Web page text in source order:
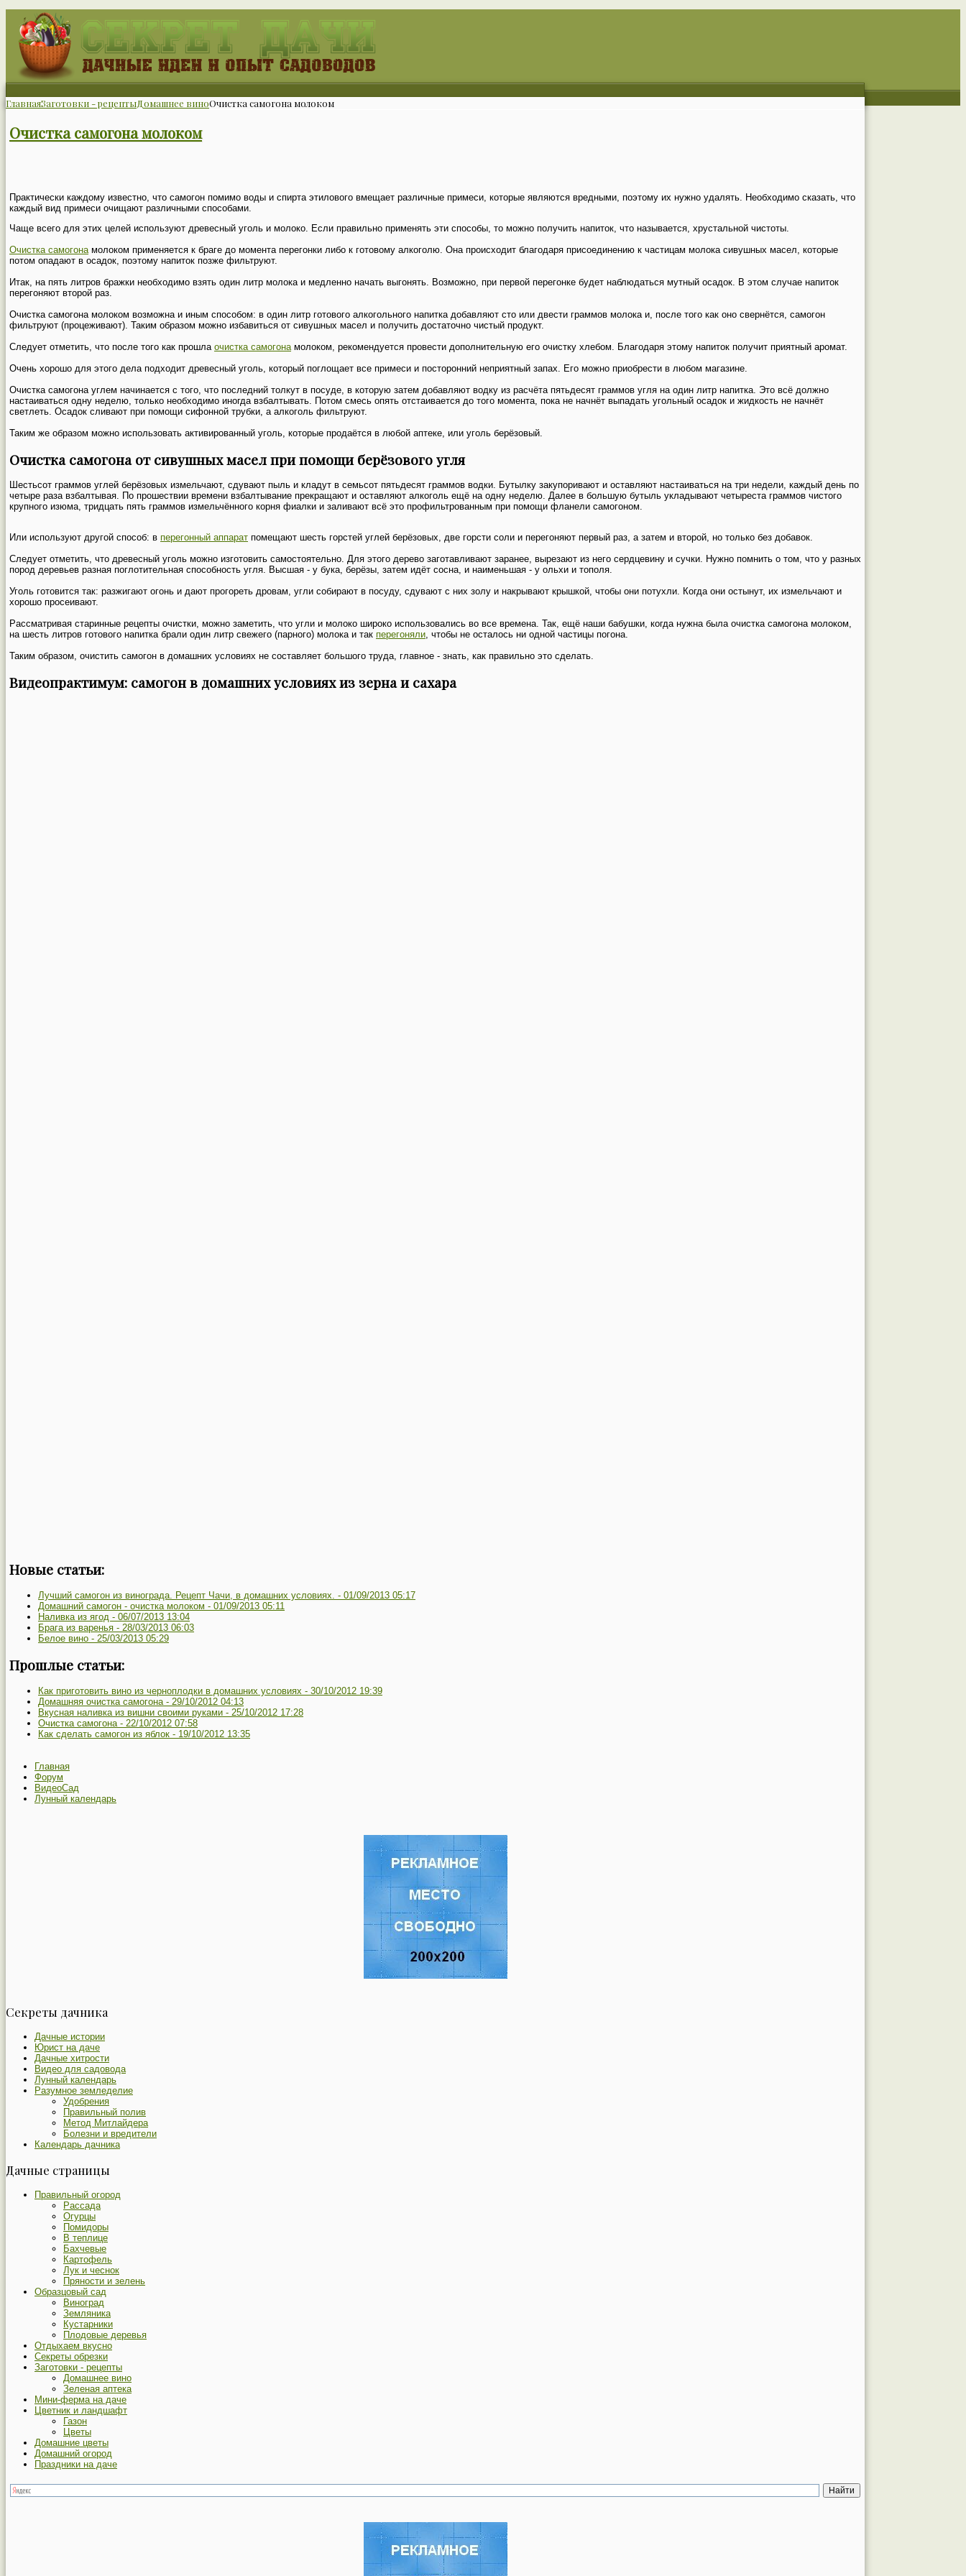
ГлавнаяЗаготовки - рецептыДомашнее виноОчистка самогона молоком
Очистка самогона молоком
Практически каждому известно, что самогон помимо воды и спирта этилового вмещает различные примеси, которые являются вредными, поэтому их нужно удалять. Необходимо сказать, что
каждый вид примеси очищают различными способами.
Чаще всего для этих целей используют древесный уголь и молоко. Если правильно применять эти способы, то можно получить напиток, что называется, хрустальной чистоты.
Очистка самогона молоком применяется к браге до момента перегонки либо к готовому алкоголю. Она происходит благодаря присоединению к частицам молока сивушных масел, которые
потом опадают в осадок, поэтому напиток позже фильтруют.
Итак, на пять литров бражки необходимо взять один литр молока и медленно начать выгонять. Возможно, при первой перегонке будет наблюдаться мутный осадок. В этом случае напиток
перегоняют второй раз.
Очистка самогона молоком возможна и иным способом: в один литр готового алкогольного напитка добавляют сто или двести граммов молока и, после того как оно свернётся, самогон
фильтруют (процеживают). Таким образом можно избавиться от сивушных масел и получить достаточно чистый продукт.
Следует отметить, что после того как прошла очистка самогона молоком, рекомендуется провести дополнительную его очистку хлебом. Благодаря этому напиток получит приятный аромат.
Очень хорошо для этого дела подходит древесный уголь, который поглощает все примеси и посторонний неприятный запах. Его можно приобрести в любом магазине.
Очистка самогона углем начинается с того, что последний толкут в посуде, в которую затем добавляют водку из расчёта пятьдесят граммов угля на один литр напитка. Это всё должно
настаиваться одну неделю, только необходимо иногда взбалтывать. Потом смесь опять отстаивается до того момента, пока не начнёт выпадать угольный осадок и жидкость не начнёт
светлеть. Осадок сливают при помощи сифонной трубки, а алкоголь фильтруют.
Таким же образом можно использовать активированный уголь, которые продаётся в любой аптеке, или уголь берёзовый.
Очистка самогона от сивушных масел при помощи берёзового угля
Шестьсот граммов углей берёзовых измельчают, сдувают пыль и кладут в семьсот пятьдесят граммов водки. Бутылку закупоривают и оставляют настаиваться на три недели, каждый день по
четыре раза взбалтывая. По прошествии времени взбалтывание прекращают и оставляют алкоголь ещё на одну неделю. Далее в большую бутыль укладывают четыреста граммов чистого
крупного изюма, тридцать пять граммов измельчённого корня фиалки и заливают всё это профильтрованным при помощи фланели самогоном.
Или используют другой способ: в перегонный аппарат помещают шесть горстей углей берёзовых, две горсти соли и перегоняют первый раз, а затем и второй, но только без добавок.
Следует отметить, что древесный уголь можно изготовить самостоятельно. Для этого дерево заготавливают заранее, вырезают из него сердцевину и сучки. Нужно помнить о том, что у разных
пород деревьев разная поглотительная способность угля. Высшая - у бука, берёзы, затем идёт сосна, и наименьшая - у ольхи и тополя.
Уголь готовится так: разжигают огонь и дают прогореть дровам, угли собирают в посуду, сдувают с них золу и накрывают крышкой, чтобы они потухли. Когда они остынут, их измельчают и
хорошо просеивают.
Рассматривая старинные рецепты очистки, можно заметить, что угли и молоко широко использовались во все времена. Так, ещё наши бабушки, когда нужна была очистка самогона молоком,
на шесть литров готового напитка брали один литр свежего (парного) молока и так перегоняли, чтобы не осталось ни одной частицы погона.
Таким образом, очистить самогон в домашних условиях не составляет большого труда, главное - знать, как правильно это сделать.
Видеопрактимум: самогон в домашних условиях из зерна и сахара
Новые статьи:
Лучший самогон из винограда. Рецепт Чачи, в домашних условиях. - 01/09/2013 05:17
Домашний самогон - очистка молоком - 01/09/2013 05:11
Наливка из ягод - 06/07/2013 13:04
Брага из варенья - 28/03/2013 06:03
Белое вино - 25/03/2013 05:29
Прошлые статьи:
Как приготовить вино из черноплодки в домашних условиях - 30/10/2012 19:39
Домашняя очистка самогона - 29/10/2012 04:13
Вкусная наливка из вишни своими руками - 25/10/2012 17:28
Очистка самогона - 22/10/2012 07:58
Как сделать самогон из яблок - 19/10/2012 13:35
Главная
Форум
ВидеоСад
Лунный календарь
Секреты дачника
Дачные истории
Юрист на даче
Дачные хитрости
Видео для садовода
Лунный календарь
Разумное земледелие
Удобрения
Правильный полив
Метод Митлайдера
Болезни и вредители
Календарь дачника
Дачные страницы
Правильный огород
Рассада
Огурцы
Помидоры
В теплице
Бахчевые
Картофель
Лук и чеснок
Пряности и зелень
Образцовый сад
Виноград
Земляника
Кустарники
Плодовые деревья
Отдыхаем вкусно
Секреты обрезки
Заготовки - рецепты
Домашнее вино
Зеленая аптека
Мини-ферма на даче
Цветник и ландшафт
Газон
Цветы
Домашние цветы
Домашний огород
Праздники на даче